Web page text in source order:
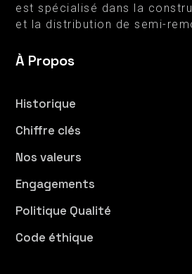
est spécialisé dans la
et la distribution de semi-
À Propos
Historique
Chiffre clés
Nos valeurs
Engagements
Politique Qualité
Code éthique